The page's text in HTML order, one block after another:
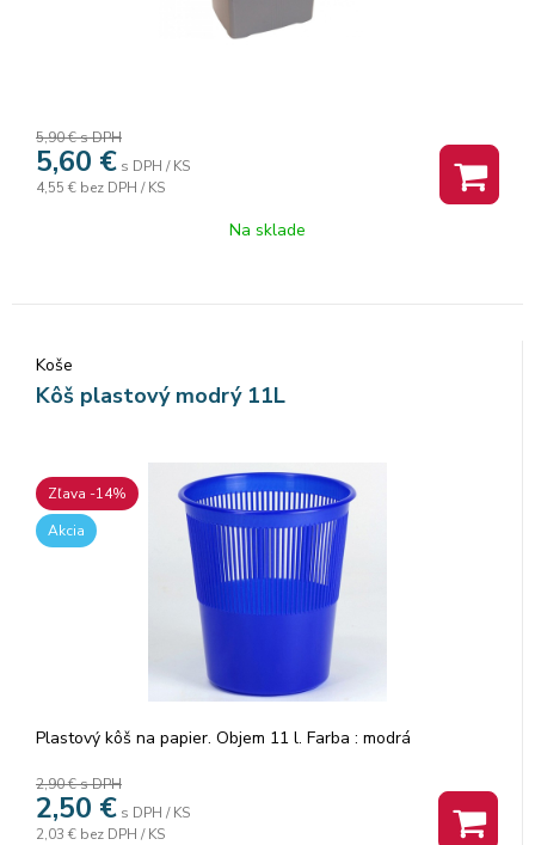
5,90 €s DPH
5,60 € s DPH / KS
4,55 € bez DPH / KS
Na sklade
Koše
Kôš plastový modrý 11L
Zľava -14%
Akcia
Plastový kôš na papier. Objem 11 l. Farba : modrá
2,90 €s DPH
2,50 € s DPH / KS
2,03 € bez DPH / KS